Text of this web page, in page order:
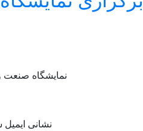
نمایشگاه صنعت و ساختمان از تاریخ
نشانی